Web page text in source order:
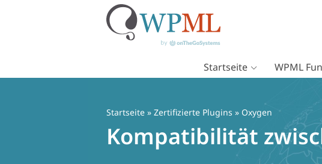
Startseite WPML
Startseite » Zertifizierte Plugins » Oxygen
Kompatibilität